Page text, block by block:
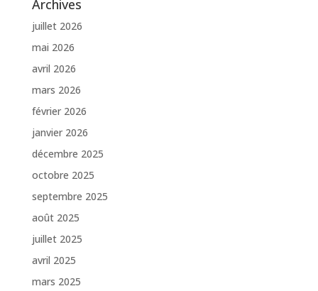
Archives
juillet 2026
mai 2026
avril 2026
mars 2026
février 2026
janvier 2026
décembre 2025
octobre 2025
septembre 2025
août 2025
juillet 2025
avril 2025
mars 2025